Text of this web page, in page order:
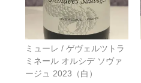
ミューレ / ゲヴェルツトラ
ミネール オルシデ ソヴァ
ージュ 2023（白）